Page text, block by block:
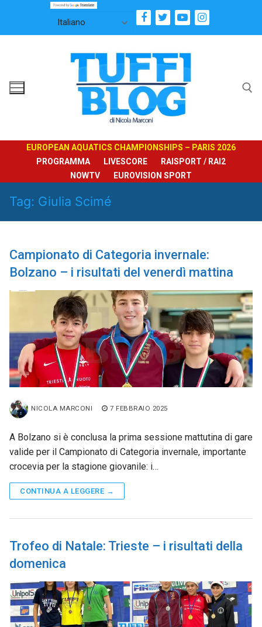
contenuto
EUROPEAN AQUATICS CHAMPIONSHIPS – PARIS 2026
PROGRAMMA
LIVESCORE
RAISPORT / RAI2
NOWTV
EUROVISION SPORT
Tag: Giulia Scimé
Campionato di Categoria invernale:
Bolzano – i risultati del venerdì mattina
NICOLA MARCONI 7 FEBBRAIO 2025
A Bolzano si è conclusa la prima sessione mattutina di gare
valide per il Campionato di Categoria invernale, importante
crocevia per la stagione giovanile: i…
CONTINUA A LEGGERE →
Trofeo di Natale: Trieste – i risultati della
domenica